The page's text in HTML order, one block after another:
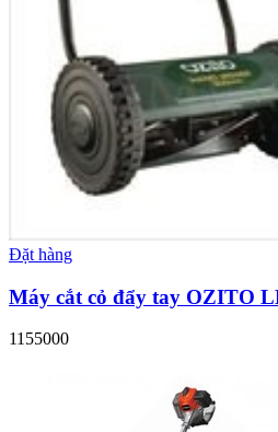
Đặt hàng
Máy cắt cỏ đẩy tay OZITO
1155000